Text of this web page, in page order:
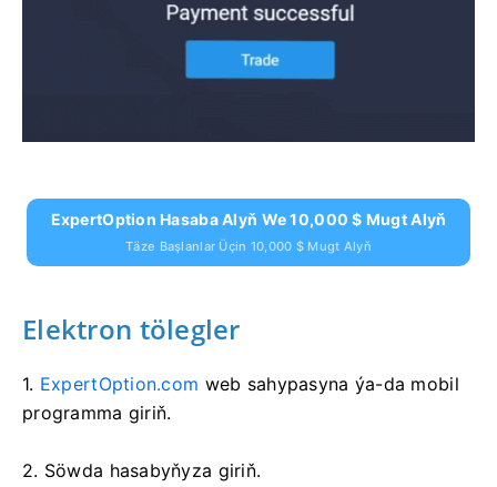
ExpertOption Hasaba Alyň We 10,000 $ Mugt Alyň
Täze Başlanlar Üçin 10,000 $ Mugt Alyň
Elektron tölegler
1. ExpertOption.com web sahypasyna ýa-da mobil
programma giriň.
2. Söwda hasabyňyza giriň.